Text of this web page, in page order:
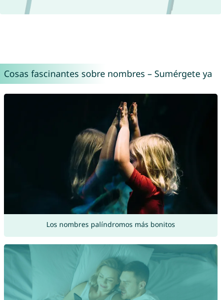
Cosas fascinantes sobre nombres – Sumérgete ya
Los nombres palíndromos más bonitos